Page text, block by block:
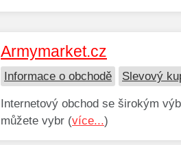
Armymarket.cz
Informace o obchodě Slevový
Internetový obchod se širokým
můžete vybr (více...)